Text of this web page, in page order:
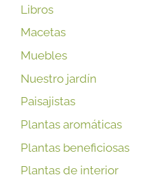
Libros
Macetas
Muebles
Nuestro jardín
Paisajistas
Plantas aromáticas
Plantas beneficiosas
Plantas de interior